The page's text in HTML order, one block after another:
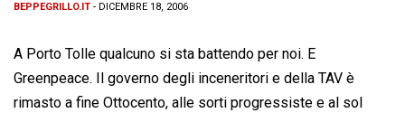
BEPPEGRILLO.IT - DICEMBRE 18, 2006
A Porto Tolle qualcuno si sta battendo per noi. E
Greenpeace. Il governo degli inceneritori e della TAV è
rimasto a fine Ottocento, alle sorti progressiste e al sol